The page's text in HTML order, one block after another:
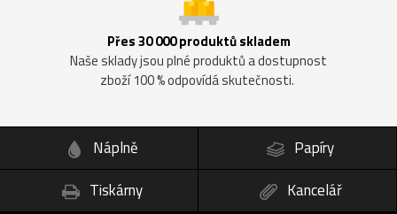
Přes 30 000 produktů skladem
Naše sklady jsou plné produktů a dostupnost
zboží 100 % odpovídá skutečnosti.
Náplně
Papíry
Tiskárny
Kancelář